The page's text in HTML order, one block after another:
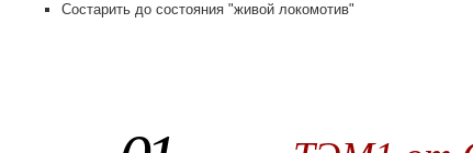
Состарить до состояния "живой локомотив"